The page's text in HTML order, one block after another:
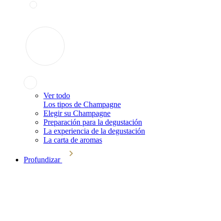
Ver todo
Los tipos de Champagne
Elegir su Champagne
Preparación para la degustación
La experiencia de la degustación
La carta de aromas
Profundizar